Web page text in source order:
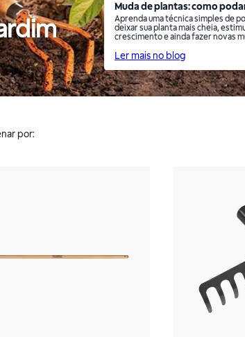
Muda de plantas: como
Aprenda uma técnica simples de
deixar sua planta mais cheia,
crescimento e ainda fazer novas
Ler mais no blog
por: